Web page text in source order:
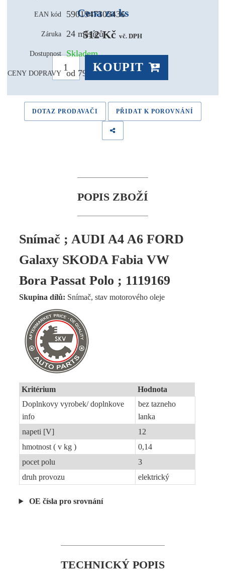
EAN kód 5901947303436
Záruka 24 měsíců
Dostupnost Skladem
CENY DOPRAVY od 79,- Kč
Cena za ks
512 Kč vč. DPH
KOUPIT
DOTAZ PRODAVAČI PŘIDAT K POROVNÁNÍ
POPIS ZBOŽÍ
Snímač ; AUDI A4 A6 FORD
Galaxy SKODA Fabia VW
Bora Passat Polo ; 1119169
Skupina dílů: Snímač, stav motorového oleje
Kritérium
Hodnota
Doplnkovy vyrobek/ doplnkove
info
bez tazneho
lanka
napeti [V]
12
hmotnost ( v kg )
0,14
pocet polu
3
druh provozu
elektrický
OE čísla pro srovnání
TECHNICKÝ POPIS